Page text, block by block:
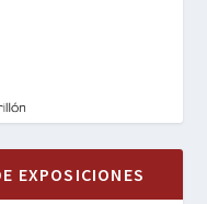
EXPOSICIONES